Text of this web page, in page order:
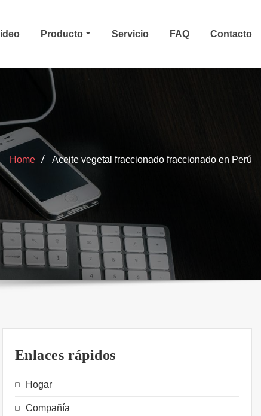
Producto Servicio FAQ Contacto
Home Aceite vegetal fraccionado fraccionado en Perú
Enlaces rápidos
Hogar
Compañía